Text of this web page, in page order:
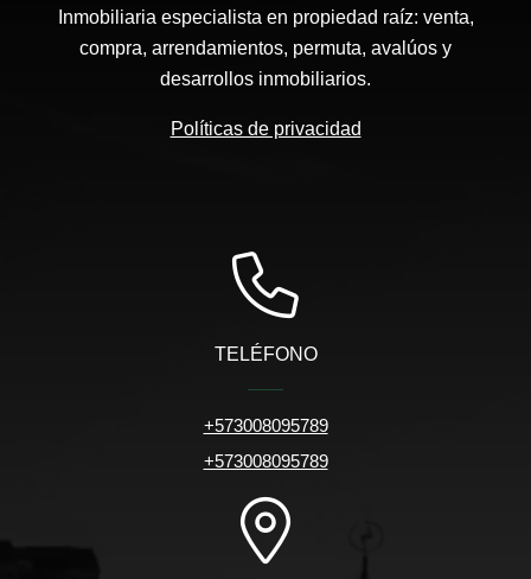
Inmobiliaria especialista en propiedad raíz: venta,
compra, arrendamientos, permuta, avalúos y
desarrollos inmobiliarios.
Políticas de privacidad
TELÉFONO
+573008095789
+573008095789